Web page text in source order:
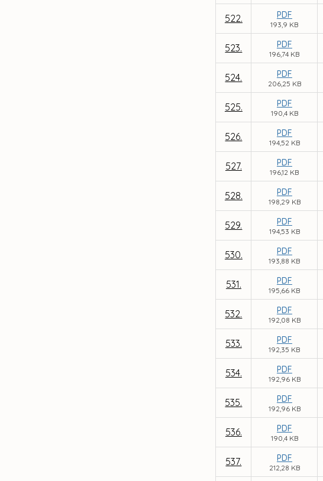
522. PDF
193,9 KB
523. PDF
196,74 KB
524. PDF
206,25 KB
525. PDF
190,4 KB
526. PDF
194,52 KB
527. PDF
196,12 KB
528. PDF
198,29 KB
529. PDF
194,53 KB
530. PDF
193,88 KB
531. PDF
195,66 KB
532. PDF
192,08 KB
533. PDF
192,35 KB
534. PDF
192,96 KB
535. PDF
192,96 KB
536. PDF
190,4 KB
537. PDF
212,28 KB